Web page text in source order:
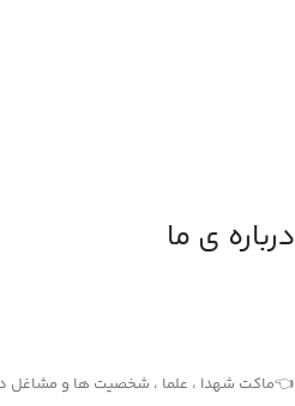
درباره ی ما
👈ماکت شهدا ، علما ، شخصیت ها و مشاغل